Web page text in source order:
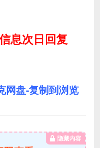
息次日回复
网盘-复制到浏览
隐藏内容